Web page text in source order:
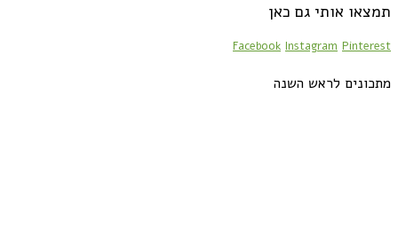
תמצאו אותי גם כאן
Facebook Instagram Pinterest
מתכונים לראש השנה